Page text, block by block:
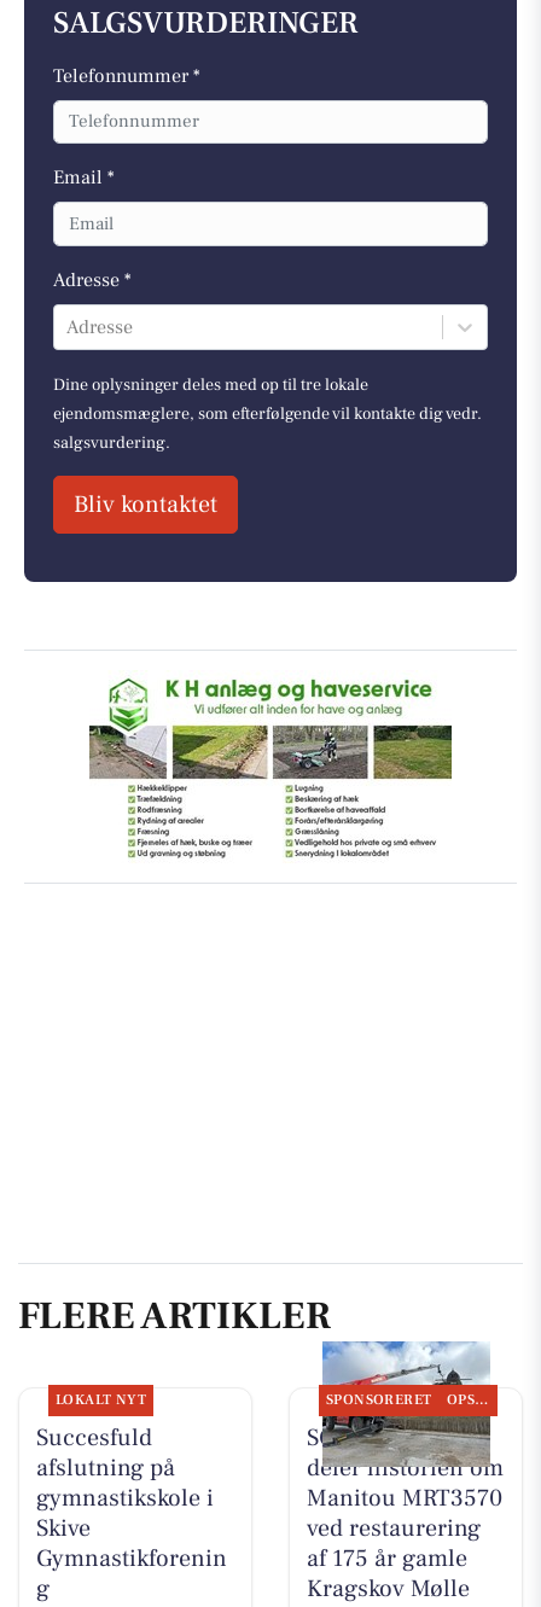
SALGSVURDERINGER
Telefonnummer *
Email *
Adresse *
Adresse
Dine oplysninger deles med op til tre lokale
ejendomsmæglere, som efterfølgende vil kontakte dig vedr.
salgsvurdering.
Bliv kontaktet
FLERE ARTIKLER
LOKALT NYT
Succesfuld
afslutning på
gymnastikskole i
Skive
Gymnastikforenin
g
SPONSORERET OPSLAGSTAVLEN
SCANTRUCK A/S
deler historien om
Manitou MRT3570
ved restaurering
af 175 år gamle
Kragskov Mølle